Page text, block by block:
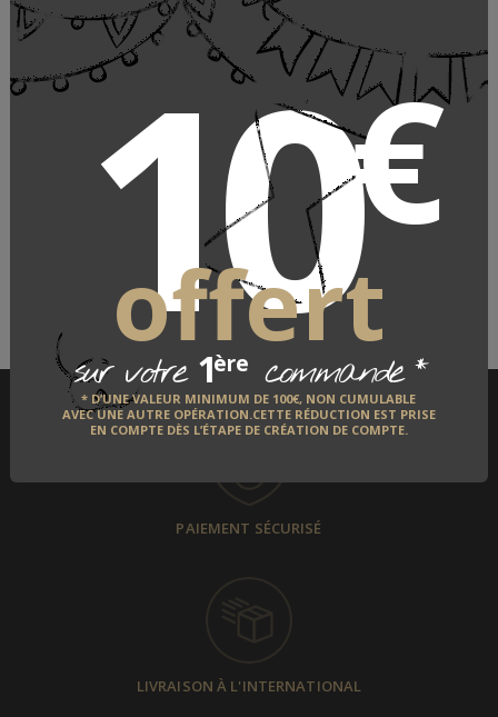
10€
offert
sur votre 1ère commande*
* D’UNE VALEUR MINIMUM DE 100€, NON CUMULABLE
AVEC UNE AUTRE OPÉRATION.CETTE RÉDUCTION EST PRISE
EN COMPTE DÈS L’ÉTAPE DE CRÉATION DE COMPTE.
Linge de lit lin Libeco
LE FABRICANT
DÉCOUVRIR
PAIEMENT SÉCURISÉ
LIVRAISON À L'INTERNATIONAL